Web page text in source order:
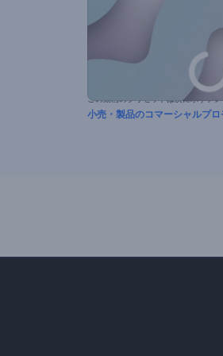
この動画のプリセットは次に示すテ
小売・製品のコマーシャルプ